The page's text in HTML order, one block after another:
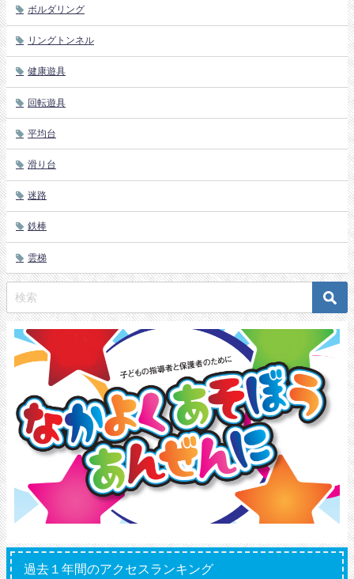
ボルダリング
リングトンネル
健康遊具
回転遊具
平均台
滑り台
迷路
鉄棒
雲梯
過去１年間のアクセスランキング